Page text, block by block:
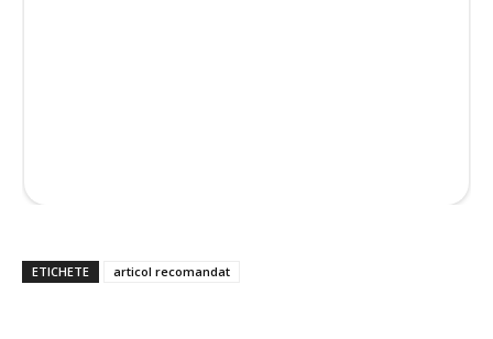
ETICHETE articol recomandat